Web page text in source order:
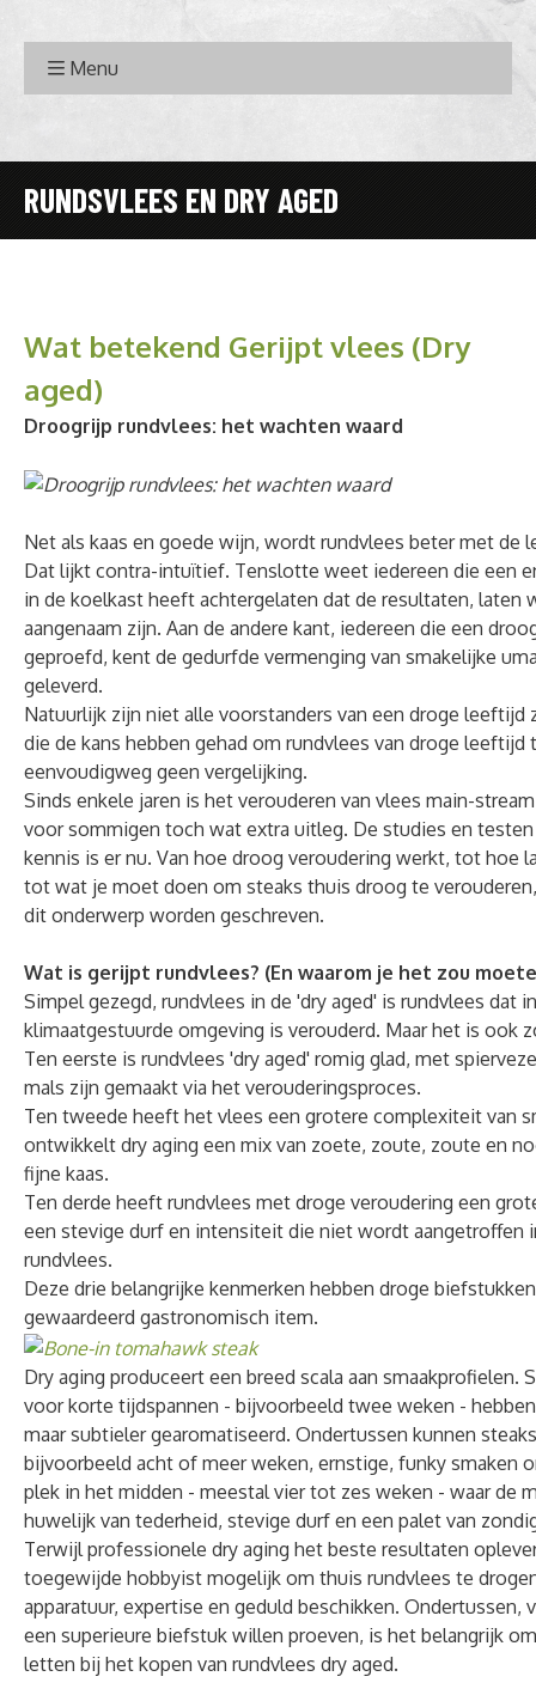
Menu
RUNDSVLEES EN DRY AGED
Wat betekend Gerijpt vlees (Dry
aged)
Droogrijp rundvlees: het wachten waard
Net als kaas en goede wijn, wordt rundvlees beter met de
Dat lijkt contra-intuïtief. Tenslotte weet iedereen die een
in de koelkast heeft achtergelaten dat de resultaten, laten
aangenaam zijn. Aan de andere kant, iedereen die een
geproefd, kent de gedurfde vermenging van smakelijke
geleverd.
Natuurlijk zijn niet alle voorstanders van een droge leeftijd
die de kans hebben gehad om rundvlees van droge leeftijd
eenvoudigweg geen vergelijking.
Sinds enkele jaren is het verouderen van vlees main-
voor sommigen toch wat extra uitleg. De studies en
kennis is er nu. Van hoe droog veroudering werkt, tot hoe
tot wat je moet doen om steaks thuis droog te
dit onderwerp worden geschreven.
Wat is gerijpt rundvlees? (En waarom je het zou
Simpel gezegd, rundvlees in de 'dry aged' is rundvlees dat
klimaatgestuurde omgeving is verouderd. Maar het is ook
Ten eerste is rundvlees 'dry aged' romig glad, met
mals zijn gemaakt via het verouderingsproces.
Ten tweede heeft het vlees een grotere complexiteit van
ontwikkelt dry aging een mix van zoete, zoute, zoute en
fijne kaas.
Ten derde heeft rundvlees met droge veroudering een
een stevige durf en intensiteit die niet wordt aangetroffen
rundvlees.
Deze drie belangrijke kenmerken hebben droge
gewaardeerd gastronomisch item.
Dry aging produceert een breed scala aan smaakprofielen.
voor korte tijdspannen - bijvoorbeeld twee weken -
maar subtieler gearomatiseerd. Ondertussen kunnen
bijvoorbeeld acht of meer weken, ernstige, funky smaken
plek in het midden - meestal vier tot zes weken - waar de
huwelijk van tederheid, stevige durf en een palet van
Terwijl professionele dry aging het beste resultaten
toegewijde hobbyist mogelijk om thuis rundvlees te
apparatuur, expertise en geduld beschikken. Ondertussen,
een superieure biefstuk willen proeven, is het belangrijk
letten bij het kopen van rundvlees dry aged.